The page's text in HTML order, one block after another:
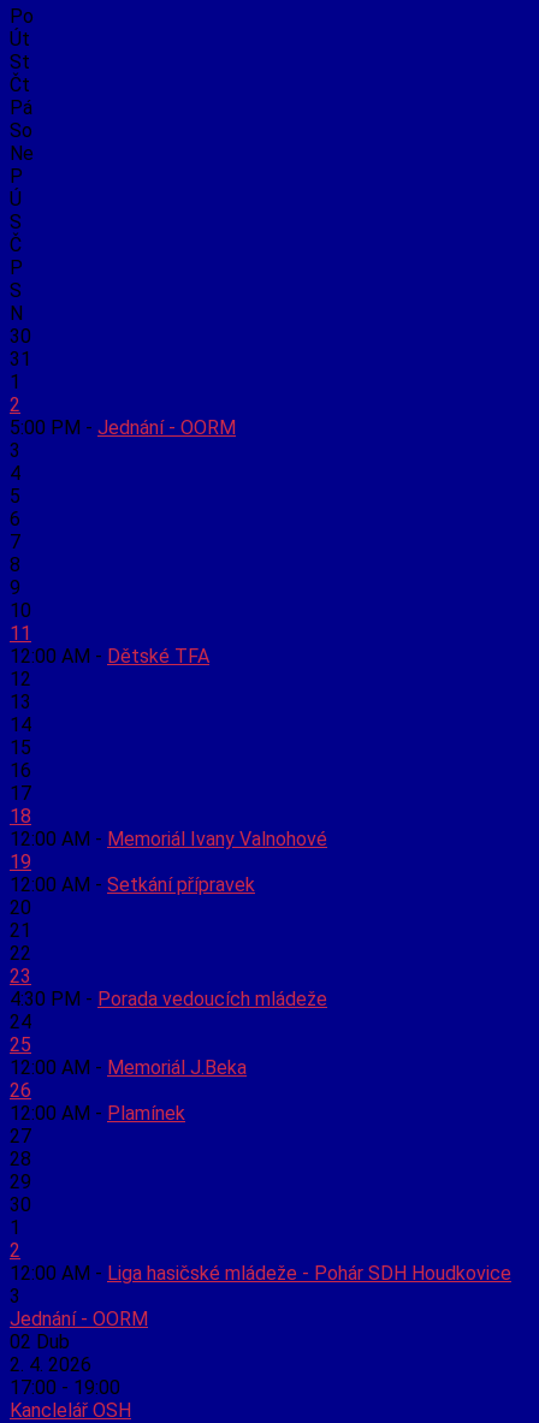
Po
Út
St
Čt
Pá
So
Ne
P
Ú
S
Č
P
S
N
30
31
1
2
5:00 PM - Jednání - OORM
3
4
5
6
7
8
9
10
11
12:00 AM - Dětské TFA
12
13
14
15
16
17
18
12:00 AM - Memoriál Ivany Valnohové
19
12:00 AM - Setkání přípravek
20
21
22
23
4:30 PM - Porada vedoucích mládeže
24
25
12:00 AM - Memoriál J.Beka
26
12:00 AM - Plamínek
27
28
29
30
1
2
12:00 AM - Liga hasičské mládeže - Pohár SDH Houdkovice
3
Jednání - OORM
02 Dub
2. 4. 2026
17:00 - 19:00
Kanclelář OSH